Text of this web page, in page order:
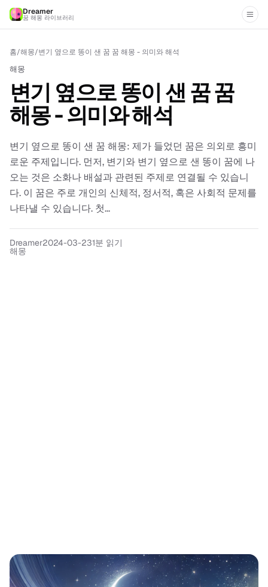
Dreamer
꿈 해몽 라이브러리
홈/해몽/변기 옆으로 똥이 샌 꿈 꿈 해몽 - 의미와 해석
해몽
변기 옆으로 똥이 샌 꿈 꿈
해몽 - 의미와 해석
변기 옆으로 똥이 샌 꿈 해몽: 제가 들었던 꿈은 의외로 흥미
로운 주제입니다. 먼저, 변기와 변기 옆으로 샌 똥이 꿈에 나
오는 것은 소화나 배설과 관련된 주제로 연결될 수 있습니
다. 이 꿈은 주로 개인의 신체적, 정서적, 혹은 사회적 문제를
나타낼 수 있습니다. 첫...
Dreamer2024-03-231분 읽기
해몽